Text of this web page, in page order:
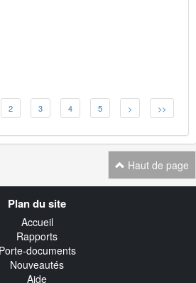
2 3 4 5 > >>
Haut de page
Plan du site
Accueil
Rapports
Porte-documents
Nouveautés
Aide